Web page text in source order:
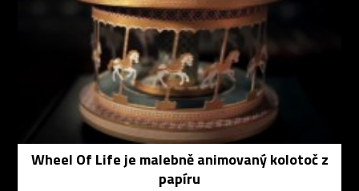
Wheel Of Life je malebně animovaný kolotoč z
papíru